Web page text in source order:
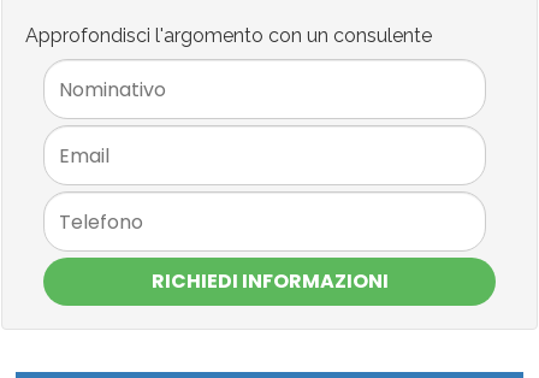
Approfondisci l'argomento con un consulente
RICHIEDI INFORMAZIONI